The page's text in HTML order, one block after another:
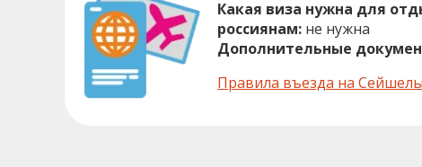
Какая виза нужна для
россиянам: не нужна
Дополнительные
Правила въезда на Сейшелы